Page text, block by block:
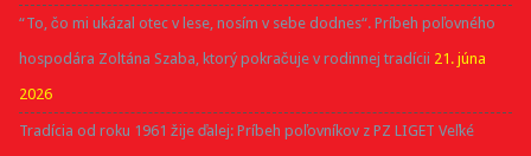
“To, čo mi ukázal otec v lese, nosím v sebe dodnes“. Príbeh poľovného
hospodára Zoltána Szaba, ktorý pokračuje v rodinnej tradícii 21. júna
2026
Tradícia od roku 1961 žije ďalej: Príbeh poľovníkov z PZ LIGET Veľké